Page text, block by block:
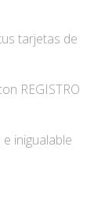
tarjetas de
REGISTRO
inigualable